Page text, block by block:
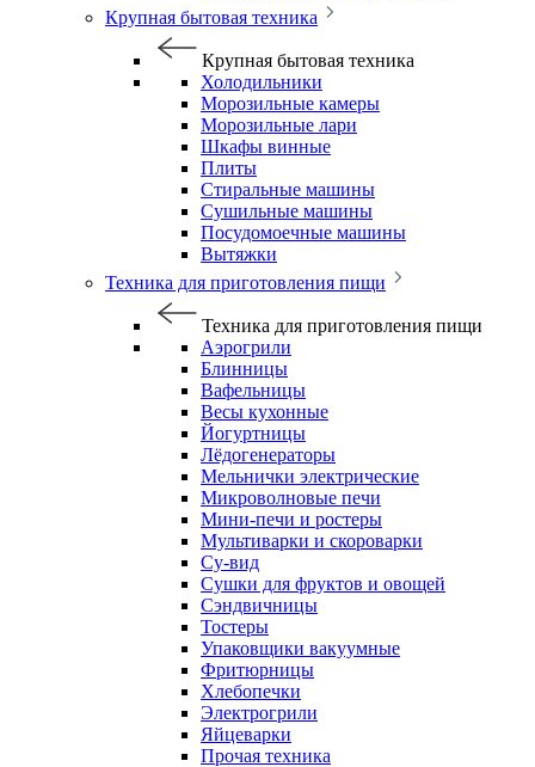
Крупная бытовая техника
Крупная бытовая техника
Холодильники
Морозильные камеры
Морозильные лари
Шкафы винные
Плиты
Стиральные машины
Сушильные машины
Посудомоечные машины
Вытяжки
Техника для приготовления пищи
Техника для приготовления пищи
Аэрогрили
Блинницы
Вафельницы
Весы кухонные
Йогуртницы
Лёдогенераторы
Мельнички электрические
Микроволновые печи
Мини-печи и ростеры
Мультиварки и скороварки
Су-вид
Сушки для фруктов и овощей
Сэндвичницы
Тостеры
Упаковщики вакуумные
Фритюрницы
Хлебопечки
Электрогрили
Яйцеварки
Прочая техника